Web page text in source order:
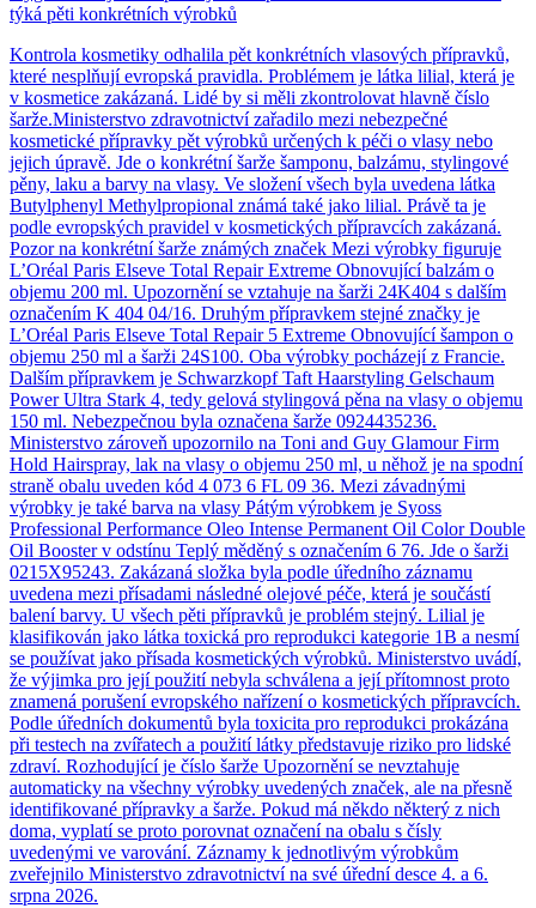
týká pěti konkrétních výrobků
Kontrola kosmetiky odhalila pět konkrétních vlasových přípravků,
které nesplňují evropská pravidla. Problémem je látka lilial, která je
v kosmetice zakázaná. Lidé by si měli zkontrolovat hlavně číslo
šarže.Ministerstvo zdravotnictví zařadilo mezi nebezpečné
kosmetické přípravky pět výrobků určených k péči o vlasy nebo
jejich úpravě. Jde o konkrétní šarže šamponu, balzámu, stylingové
pěny, laku a barvy na vlasy. Ve složení všech byla uvedena látka
Butylphenyl Methylpropional známá také jako lilial. Právě ta je
podle evropských pravidel v kosmetických přípravcích zakázaná.
Pozor na konkrétní šarže známých značek Mezi výrobky figuruje
L’Oréal Paris Elseve Total Repair Extreme Obnovující balzám o
objemu 200 ml. Upozornění se vztahuje na šarži 24K404 s dalším
označením K 404 04/16. Druhým přípravkem stejné značky je
L’Oréal Paris Elseve Total Repair 5 Extreme Obnovující šampon o
objemu 250 ml a šarži 24S100. Oba výrobky pocházejí z Francie.
Dalším přípravkem je Schwarzkopf Taft Haarstyling Gelschaum
Power Ultra Stark 4, tedy gelová stylingová pěna na vlasy o objemu
150 ml. Nebezpečnou byla označena šarže 0924435236.
Ministerstvo zároveň upozornilo na Toni and Guy Glamour Firm
Hold Hairspray, lak na vlasy o objemu 250 ml, u něhož je na spodní
straně obalu uveden kód 4 073 6 FL 09 36. Mezi závadnými
výrobky je také barva na vlasy Pátým výrobkem je Syoss
Professional Performance Oleo Intense Permanent Oil Color Double
Oil Booster v odstínu Teplý měděný s označením 6 76. Jde o šarži
0215X95243. Zakázaná složka byla podle úředního záznamu
uvedena mezi přísadami následné olejové péče, která je součástí
balení barvy. U všech pěti přípravků je problém stejný. Lilial je
klasifikován jako látka toxická pro reprodukci kategorie 1B a nesmí
se používat jako přísada kosmetických výrobků. Ministerstvo uvádí,
že výjimka pro její použití nebyla schválena a její přítomnost proto
znamená porušení evropského nařízení o kosmetických přípravcích.
Podle úředních dokumentů byla toxicita pro reprodukci prokázána
při testech na zvířatech a použití látky představuje riziko pro lidské
zdraví. Rozhodující je číslo šarže Upozornění se nevztahuje
automaticky na všechny výrobky uvedených značek, ale na přesně
identifikované přípravky a šarže. Pokud má někdo některý z nich
doma, vyplatí se proto porovnat označení na obalu s čísly
uvedenými ve varování. Záznamy k jednotlivým výrobkům
zveřejnilo Ministerstvo zdravotnictví na své úřední desce 4. a 6.
srpna 2026.